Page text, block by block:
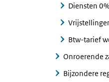
Diensten
Btw-tarief
Onroerende
Bijzondere